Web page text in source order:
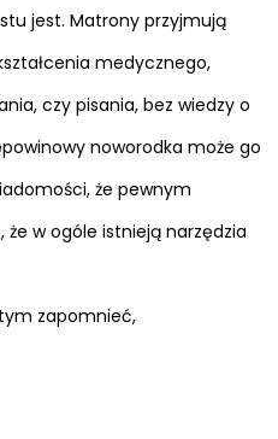
jest. Matrony przyjmują
medycznego,
czy pisania, bez wiedzy o
noworodka może go
że pewnym
w ogóle istnieją narzędzia
zapomnieć,